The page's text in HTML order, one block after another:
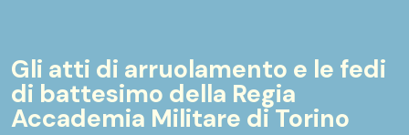
Gli atti di arruolamento e le fedi
di battesimo della Regia
Accademia Militare di Torino